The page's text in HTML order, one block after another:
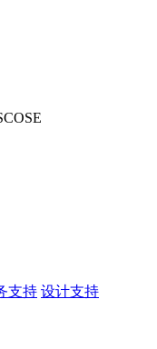
支持 设计支持